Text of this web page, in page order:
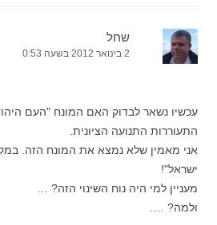
שחל
2 בינואר 2012 בשעה 0:53
עכשיו נשאר לבדוק האם המונח "העם
התעוררות התנועה הציונית.
אני מאמין שלא נמצא את המונח הזה.
ישראל"!
מעניין למי היה נוח השינוי הזה? …
ולמה? ….